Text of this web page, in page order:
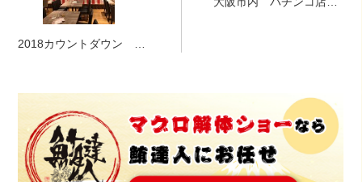
2018カウントダウン マ